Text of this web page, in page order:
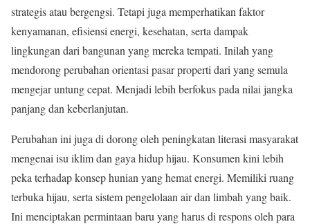
strategis atau bergengsi. Tetapi juga memperhatikan faktor
kenyamanan, efisiensi energi, kesehatan, serta dampak
lingkungan dari bangunan yang mereka tempati. Inilah yang
mendorong perubahan orientasi pasar properti dari yang semula
mengejar untung cepat. Menjadi lebih berfokus pada nilai jangka
panjang dan keberlanjutan.
Perubahan ini juga di dorong oleh peningkatan literasi masyarakat
mengenai isu iklim dan gaya hidup hijau. Konsumen kini lebih
peka terhadap konsep hunian yang hemat energi. Memiliki ruang
terbuka hijau, serta sistem pengelolaan air dan limbah yang baik.
Ini menciptakan permintaan baru yang harus di respons oleh para